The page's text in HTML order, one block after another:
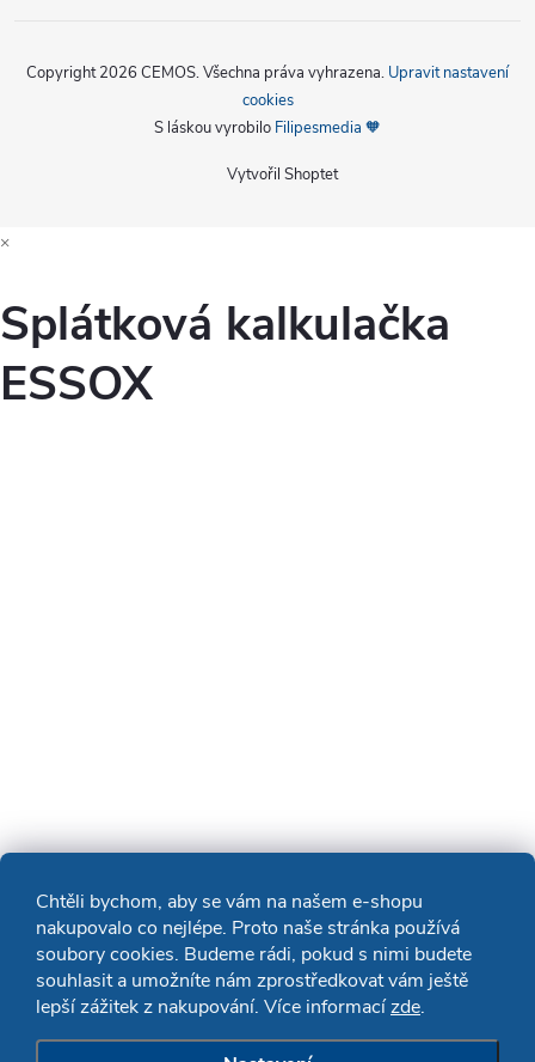
Chtěli bychom, aby se vám na našem e-shopu
nakupovalo co nejlépe. Proto naše stránka používá
soubory cookies. Budeme rádi, pokud s nimi budete
souhlasit a umožníte nám zprostředkovat vám ještě
lepší zážitek z nakupování. Více informacízde.
Vytvořil Shoptet
Copyright 2026 CEMOS. Všechna práva vyhrazena. Upravit nastavení
cookies
S láskou vyrobilo Filipesmedia 🧡
×
Splátková kalkulačka
ESSOX